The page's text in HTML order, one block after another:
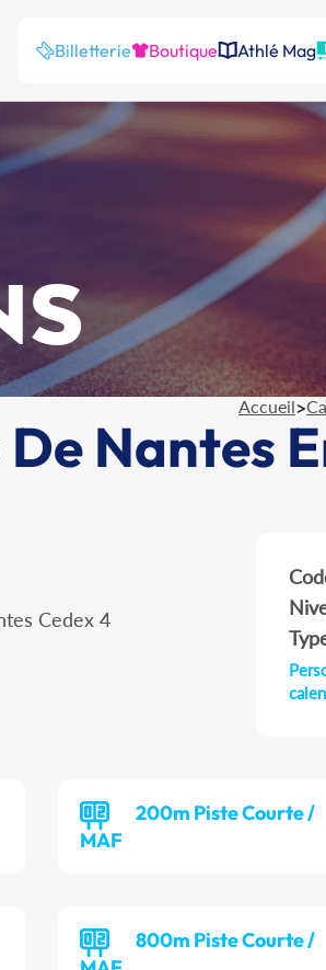
Billetterie Boutique Athlé Mag
Accueil>
Nantes
Cedex 4
200m Piste Courte /
MAF
800m Piste Courte /